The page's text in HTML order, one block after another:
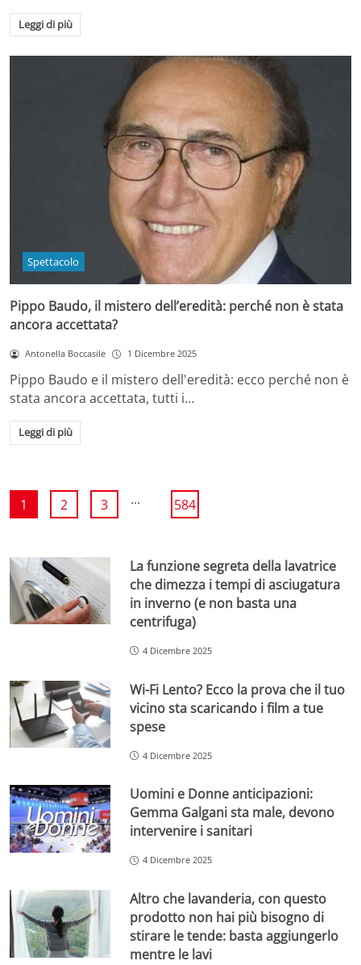
Leggi di più
Spettacolo
Pippo Baudo, il mistero dell’eredità: perché non è stata
ancora accettata?
Antonella Boccasile 1 Dicembre 2025
Pippo Baudo e il mistero dell'eredità: ecco perché non è
stata ancora accettata, tutti i…
Leggi di più
1 2 3 ... 584
La funzione segreta della lavatrice
che dimezza i tempi di asciugatura
in inverno (e non basta una
centrifuga)
4 Dicembre 2025
Wi-Fi Lento? Ecco la prova che il tuo
vicino sta scaricando i film a tue
spese
4 Dicembre 2025
Uomini e Donne anticipazioni:
Gemma Galgani sta male, devono
intervenire i sanitari
4 Dicembre 2025
Altro che lavanderia, con questo
prodotto non hai più bisogno di
stirare le tende: basta aggiungerlo
mentre le lavi